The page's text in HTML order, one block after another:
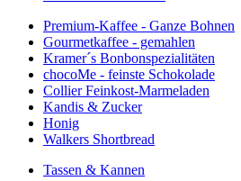
Premium-Kaffee - Ganze Bohnen
Gourmetkaffee - gemahlen
Kramer´s Bonbonspezialitäten
chocoMe - feinste Schokolade
Collier Feinkost-Marmeladen
Kandis & Zucker
Honig
Walkers Shortbread
Tassen & Kannen